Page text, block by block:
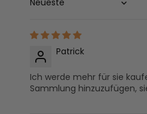
Sort by
Patrick
Ich werde mehr für sie
Sammlung hinzuzufügen,